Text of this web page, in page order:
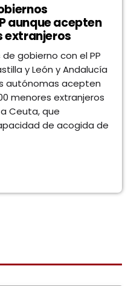
aunque acepten
extranjeros
gobierno con el PP
y León y Andalucía
autónomas acepten
menores extranjeros
Ceuta, que
de acogida de